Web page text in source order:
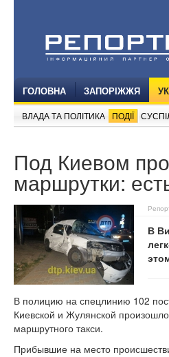
ГОЛОВНА ЗАПОРІЖЖЯ
ВЛАДА ТА ПОЛІТИКА ПОДІЇ
Под Киевом
маршрутки:
В
В полицию на спецлинию 102
Киевской и Жулянской
маршрутного такси.
Прибывшие на место